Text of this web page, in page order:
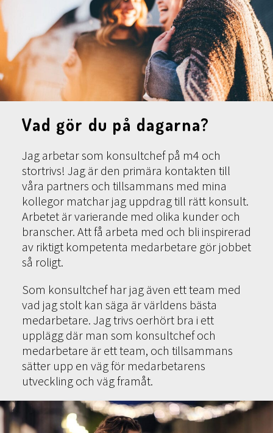
Vad gör du på dagarna?
Jag arbetar som konsultchef på m4 och
stortrivs! Jag är den primära kontakten till
våra partners och tillsammans med mina
kollegor matchar jag uppdrag till rätt konsult.
Arbetet är varierande med olika kunder och
branscher. Att få arbeta med och bli inspirerad
av riktigt kompetenta medarbetare gör jobbet
så roligt.
Som konsultchef har jag även ett team med
vad jag stolt kan säga är världens bästa
medarbetare. Jag trivs oerhört bra i ett
upplägg där man som konsultchef och
medarbetare är ett team, och tillsammans
sätter upp en väg för medarbetarens
utveckling och väg framåt.